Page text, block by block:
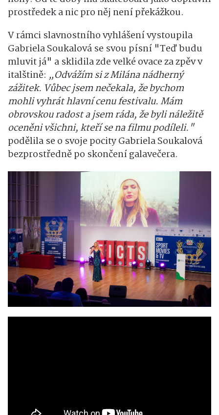
prostředek a nic pro něj není překážkou.
V rámci slavnostního vyhlášení vystoupila
Gabriela Soukalová se svou písní "Teď budu
mluvit já" a sklidila zde velké ovace za zpěv v
italštině: „Odvážím si z Milána nádherný
zážitek. Vůbec jsem nečekala, že bychom
mohli vyhrát hlavní cenu festivalu. Mám
obrovskou radost a jsem ráda, že byli náležitě
oceněni všichni, kteří se na filmu podíleli."
podělila se o svoje pocity Gabriela Soukalová
bezprostředně po skončení galavečera.